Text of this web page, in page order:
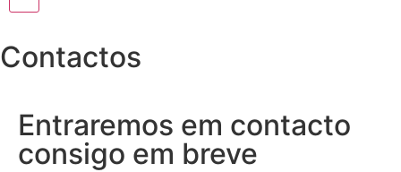
Contactos
Entraremos em contacto
consigo em breve